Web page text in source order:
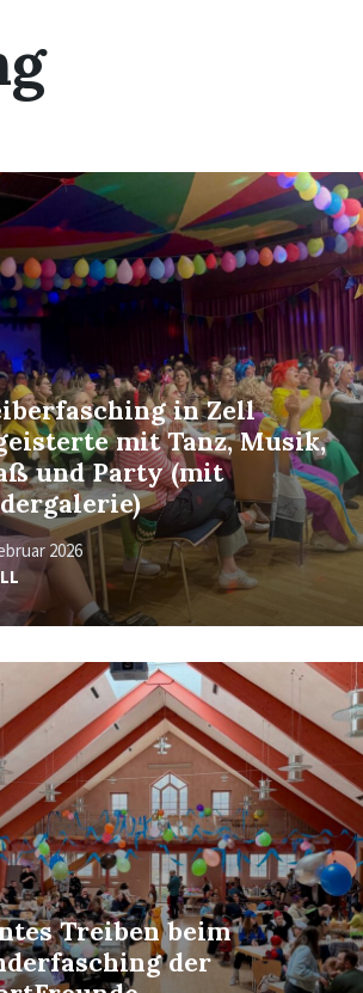
in Zell
mit Tanz, Musik,
und Party (mit
2026
Treiben beim
der